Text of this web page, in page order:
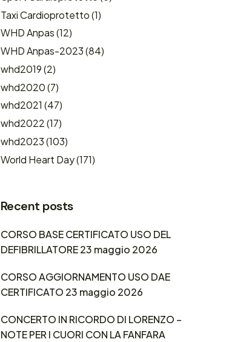
Taxi Cardioprotetto(1)
WHD Anpas(12)
WHD Anpas-2023(84)
whd2019(2)
whd2020(7)
whd2021 (47)
whd2022(17)
whd2023(103)
World Heart Day(171)
Recent posts
CORSO BASE CERTIFICATO USO DEL
DEFIBRILLATORE 23 maggio 2026
CORSO AGGIORNAMENTO USO DAE
CERTIFICATO 23 maggio 2026
CONCERTO IN RICORDO DI LORENZO –
NOTE PER I CUORI CON LA FANFARA